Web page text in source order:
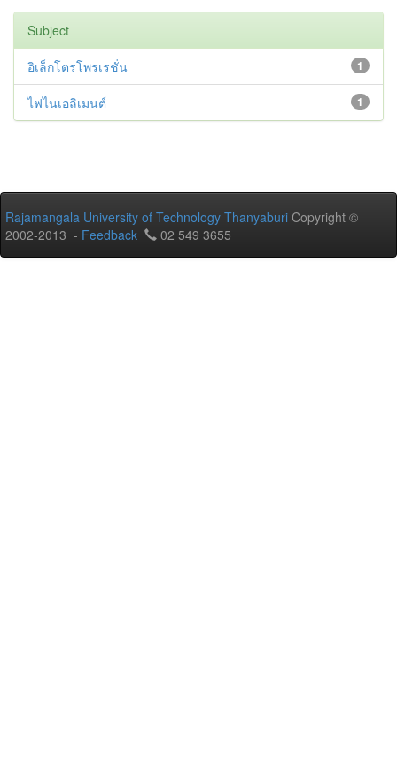
Subject
1
อิเล็กโตรโพรเรชั่น
1
ไฟไนเอลิเมนต์
Rajamangala University of Technology Thanyaburi Copyright ©
2002-2013 - Feedback 02 549 3655